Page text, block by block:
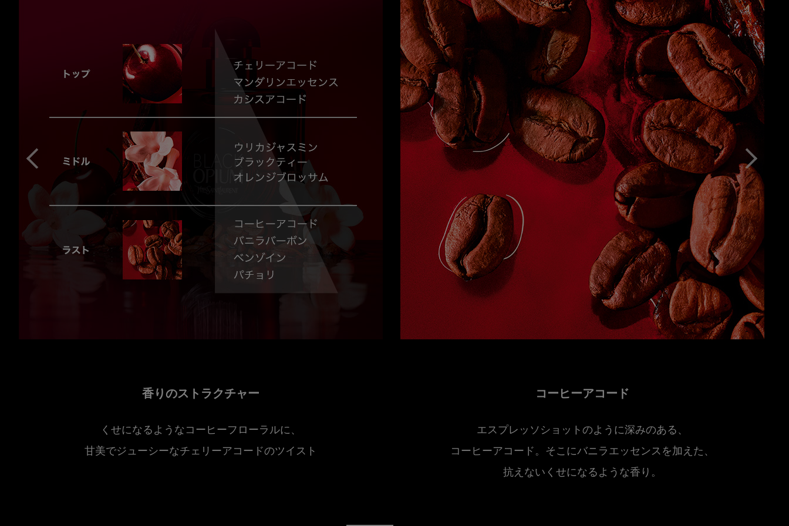
香りのストラクチャー
くせになるようなコーヒーフローラルに、
甘美でジューシーなチェリーアコードのツイスト
コーヒーアコード
エスプレッソショットのように深みのある、
コーヒーアコード。そこにバニラエッセンスを加えた、
抗えないくせになるような香り。